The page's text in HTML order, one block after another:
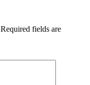
Required fields are